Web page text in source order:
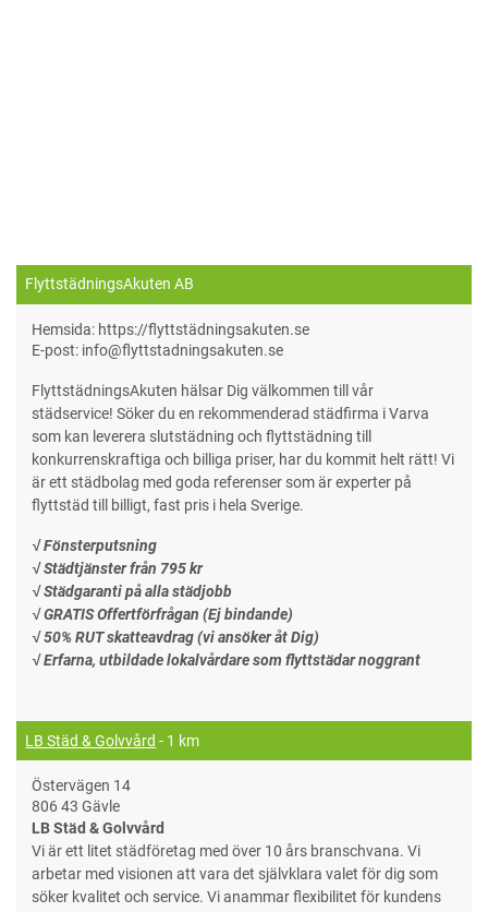
FlyttstädningsAkuten AB
Hemsida: https://flyttstädningsakuten.se
E-post: info@flyttstadningsakuten.se
FlyttstädningsAkuten hälsar Dig välkommen till vår
städservice! Söker du en rekommenderad städfirma i Varva
som kan leverera slutstädning och flyttstädning till
konkurrenskraftiga och billiga priser, har du kommit helt rätt! Vi
är ett städbolag med goda referenser som är experter på
flyttstäd till billigt, fast pris i hela Sverige.
√ Fönsterputsning
√ Städtjänster från 795 kr
√ Städgaranti på alla städjobb
√ GRATIS Offertförfrågan (Ej bindande)
√ 50% RUT skatteavdrag (vi ansöker åt Dig)
√ Erfarna, utbildade lokalvårdare som flyttstädar noggrant
LB Städ & Golvvård - 1 km
Östervägen 14
806 43 Gävle
LB Städ & Golvvård
Vi är ett litet städföretag med över 10 års branschvana. Vi
arbetar med visionen att vara det självklara valet för dig som
söker kvalitet och service. Vi anammar flexibilitet för kundens